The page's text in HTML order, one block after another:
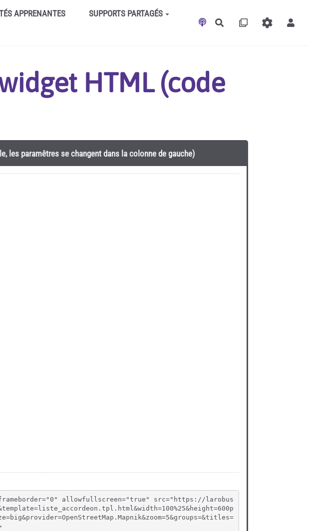
APPRENANTES
SUPPORTS PARTAGÉS
Rechercher
HTML (code
les paramêtres se changent dans la colonne de gauche)
allowfullscreen="true" src="https://larobus